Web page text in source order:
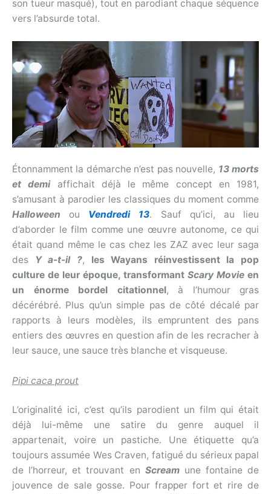
son tueur masqué), tout en parodiant chaque séquence
vers l’absurde total.
Étonnamment la démarche n’est pas nouvelle, 13 morts
etdemiaffichait déjà le même concept en 1981,
s’amusant à parodier les classiques du moment comme
Halloween ou Vendredi 13. Sauf qu’ici, au lieu
d’aborder le film comme une œuvre autonome, ce qui
était quand même le cas chez les ZAZ avec leur saga
des Y a-t-il ?, les Wayans réinvestissent la pop
culture de leur époque, transformant Scary Movie en
un énorme bordel citationnel, à l’humour gras
décérébré. Plus qu’un simple pas de côté décalé par
rapports à leurs modèles, ils empruntent des pans
entiers des œuvres en question afin de les recracher à
leur sauce, une sauce très blanche et visqueuse.
Pipi caca prout
L’originalité ici, c’est qu’ils parodient un film qui était
déjà lui-même une satire du genre auquel il
appartenait, voire un pastiche. Une étiquette qu’a
toujours assumée Wes Craven, fatigué du sérieux papal
de l’horreur, et trouvant en Screamune fontaine de
jouvence de sale gosse. Pour frapper fort et rire de